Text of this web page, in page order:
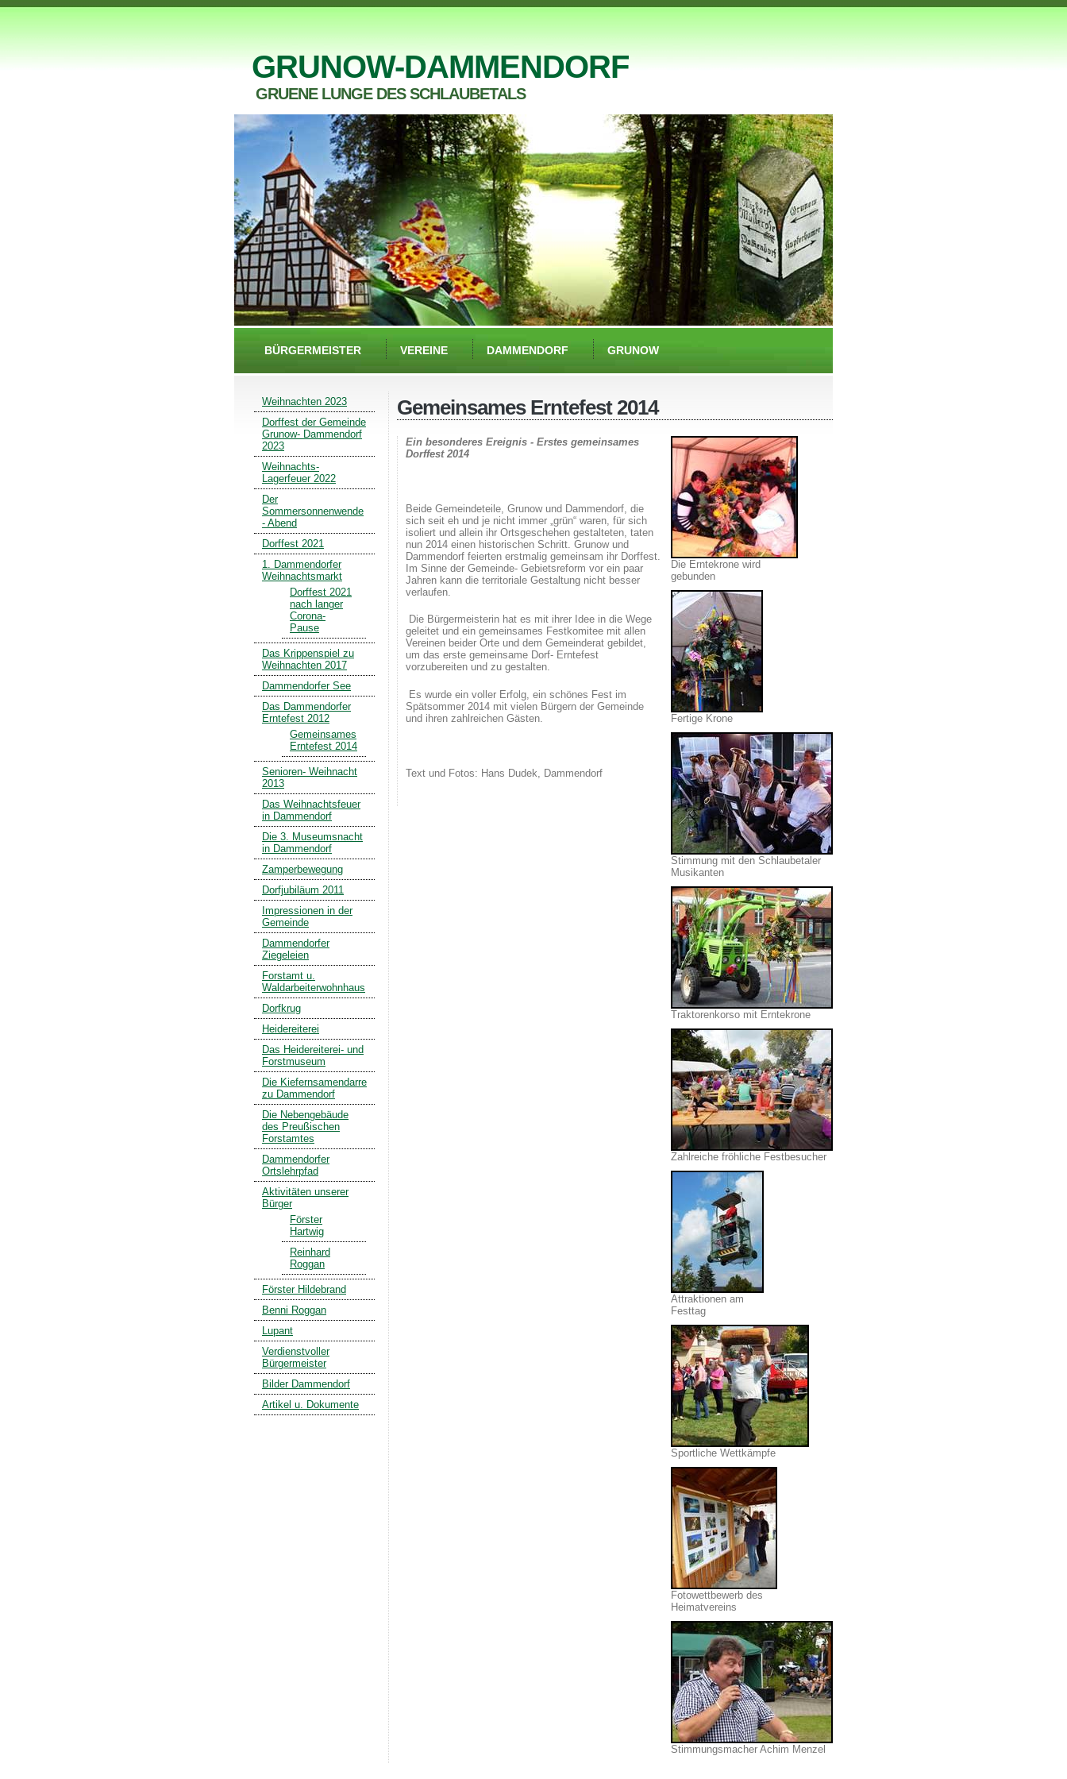
GRUNOW-DAMMENDORF
GRUENE LUNGE DES SCHLAUBETALS
BÜRGERMEISTER VEREINE DAMMENDORF GRUNOW
Gemeinsames Erntefest 2014
Die Erntekrone wird
gebunden
Fertige Krone
Stimmung mit den Schlaubetaler
Musikanten
Traktorenkorso mit Erntekrone
Zahlreiche fröhliche Festbesucher
Attraktionen am
Festtag
Sportliche Wettkämpfe
Fotowettbewerb des
Heimatvereins
Stimmungsmacher Achim Menzel
Ein besonderes Ereignis - Erstes gemeinsames
Dorffest 2014
Beide Gemeindeteile, Grunow und Dammendorf, die
sich seit eh und je nicht immer „grün“ waren, für sich
isoliert und allein ihr Ortsgeschehen gestalteten, taten
nun 2014 einen historischen Schritt. Grunow und
Dammendorf feierten erstmalig gemeinsam ihr Dorffest.
Im Sinne der Gemeinde- Gebietsreform vor ein paar
Jahren kann die territoriale Gestaltung nicht besser
verlaufen.
Die Bürgermeisterin hat es mit ihrer Idee in die Wege
geleitet und ein gemeinsames Festkomitee mit allen
Vereinen beider Orte und dem Gemeinderat gebildet,
um das erste gemeinsame Dorf- Erntefest
vorzubereiten und zu gestalten.
Es wurde ein voller Erfolg, ein schönes Fest im
Spätsommer 2014 mit vielen Bürgern der Gemeinde
und ihren zahlreichen Gästen.
Text und Fotos: Hans Dudek, Dammendorf
Weihnachten 2023
Dorffest der Gemeinde
Grunow- Dammendorf
2023
Weihnachts-
Lagerfeuer 2022
Der
Sommersonnenwende
- Abend
Dorffest 2021
1. Dammendorfer
Weihnachtsmarkt
Dorffest 2021
nach langer
Corona-
Pause
Das Krippenspiel zu
Weihnachten 2017
Dammendorfer See
Das Dammendorfer
Erntefest 2012
Gemeinsames
Erntefest 2014
Senioren- Weihnacht
2013
Das Weihnachtsfeuer
in Dammendorf
Die 3. Museumsnacht
in Dammendorf
Zamperbewegung
Dorfjubiläum 2011
Impressionen in der
Gemeinde
Dammendorfer
Ziegeleien
Forstamt u.
Waldarbeiterwohnhaus
Dorfkrug
Heidereiterei
Das Heidereiterei- und
Forstmuseum
Die Kiefernsamendarre
zu Dammendorf
Die Nebengebäude
des Preußischen
Forstamtes
Dammendorfer
Ortslehrpfad
Aktivitäten unserer
Bürger
Förster
Hartwig
Reinhard
Roggan
Förster Hildebrand
Benni Roggan
Lupant
Verdienstvoller
Bürgermeister
Bilder Dammendorf
Artikel u. Dokumente